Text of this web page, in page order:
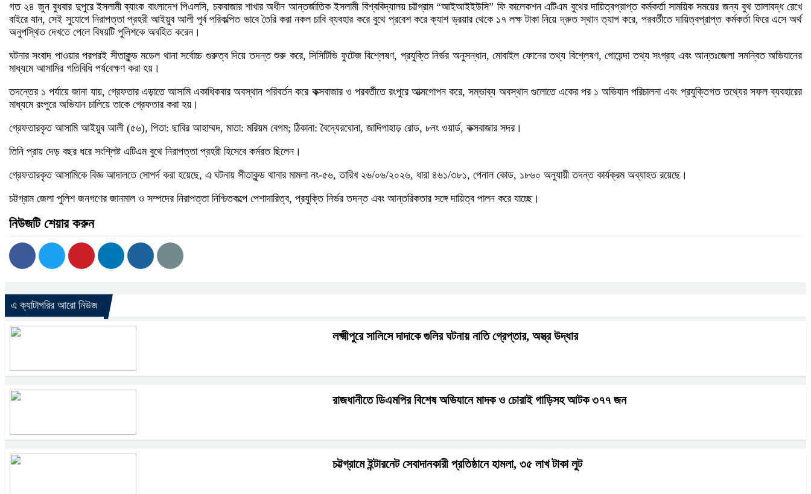
গত ২৪ জুন বুধবার দুপুরে ইসলামী ব্যাংক বাংলাদেশ পিএলসি, চকবাজার শাখার অধীন আন্তর্জাতিক ইসলামী বিশ্ববিদ্যালয় চট্টগ্রাম “আইআইইউসি” ফি কালেকশন এটিএম বুথের দায়িত্বপ্রাপ্ত কর্মকর্তা সাময়িক সময়ের জন্য বুথ তালাবদ্ধ রেখে
বাইরে যান, সেই সুযোগে নিরাপত্তা প্রহরী আইয়ুব আলী পূর্ব পরিকল্পিত ভাবে তৈরি করা নকল চাবি ব্যবহার করে বুথে প্রবেশ করে ক্যাশ ড্রয়ার থেকে ১৭ লক্ষ টাকা নিয়ে দ্রুত স্থান ত্যাগ করে, পরবর্তীতে দায়িত্বপ্রাপ্ত কর্মকর্তা ফিরে এসে অর্থ
অনুপস্থিত দেখতে পেলে বিষয়টি পুলিশকে অবহিত করেন।
ঘটনার সংবাদ পাওয়ার পরপরই সীতাকুন্ড মডেল থানা সর্বোচ্চ গুরুত্ব দিয়ে তদন্ত শুরু করে, সিসিটিভি ফুটেজ বিশ্লেষণ, প্রযুক্তি নির্ভর অনুসন্ধান, মোবাইল ফোনের তথ্য বিশ্লেষণ, গোয়েন্দা তথ্য সংগ্রহ এবং আন্তঃজেলা সমন্বিত অভিযানের
মাধ্যমে আসামির গতিবিধি পর্যবেক্ষণ করা হয়।
তদন্তের ১ পর্যায়ে জানা যায়, গ্রেফতার এড়াতে আসামি একাধিকবার অবস্থান পরিবর্তন করে কক্সবাজার ও পরবর্তীতে রংপুরে আত্মগোপন করে, সম্ভাব্য অবস্থান গুলোতে একের পর ১ অভিযান পরিচালনা এবং প্রযুক্তিগত তথ্যের সফল ব্যবহারের
মাধ্যমে রংপুরে অভিযান চালিয়ে তাকে গ্রেফতার করা হয়।
গ্রেফতারকৃত আসামি আইয়ুব আলী (৫৬), পিতা: ছাবির আহাম্মদ, মাতা: মরিয়ম বেগম; ঠিকানা: বৈদ্যেরঘোনা, জাদিপাহাড় রোড, ৮নং ওয়ার্ড, কক্সবাজার সদর।
তিনি প্রায় দেড় বছর ধরে সংশ্লিষ্ট এটিএম বুথে নিরাপত্তা প্রহরী হিসেবে কর্মরত ছিলেন।
গ্রেফতারকৃত আসামিকে বিজ্ঞ আদালতে সোপর্দ করা হয়েছে, এ ঘটনায় সীতাকুন্ড থানার মামলা নং-৫৬, তারিখ ২৬/০৬/২০২৬, ধারা ৪৬১/৩৮১, পেনাল কোড, ১৮৬০ অনুযায়ী তদন্ত কার্যক্রম অব্যাহত রয়েছে।
চট্টগ্রাম জেলা পুলিশ জনগণের জানমাল ও সম্পদের নিরাপত্তা নিশ্চিতকল্পে পেশাদারিত্ব, প্রযুক্তি নির্ভর তদন্ত এবং আন্তরিকতার সঙ্গে দায়িত্ব পালন করে যাচ্ছে।
নিউজটি শেয়ার করুন
এ ক্যাটাগরির আরো নিউজ
লক্ষ্মীপুরে সালিসে দাদাকে গুলির ঘটনায় নাতি গ্রেপ্তার, অস্ত্র উদ্ধার
রাজধানীতে ডিএমপির বিশেষ অভিযানে মাদক ও চোরাই গাড়িসহ আটক ৩৭৭ জন
চট্টগ্রামে ইন্টারনেট সেবাদানকারী প্রতিষ্ঠানে হামলা, ৩৫ লাখ টাকা লুট